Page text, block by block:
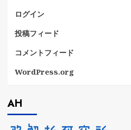
ログイン
投稿フィード
コメントフィード
WordPress.org
AH